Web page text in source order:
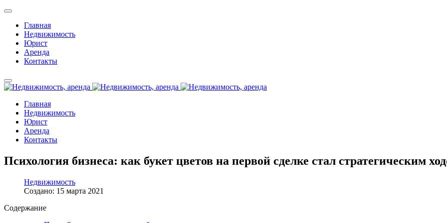
Главная
Недвижимость
Юрист
Аренда
Контакты
Главная
Недвижимость
Юрист
Аренда
Контакты
Психология бизнеса: как букет цветов на первой сделке стал стратегическим
Недвижимость
Создано: 15 марта 2021
Содержание